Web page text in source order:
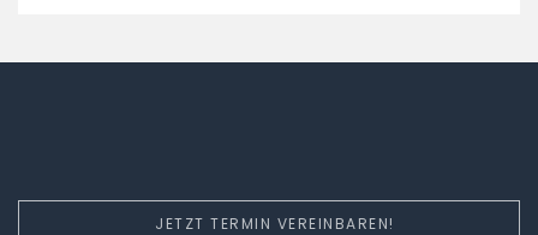
JETZT TERMIN VEREINBAREN!